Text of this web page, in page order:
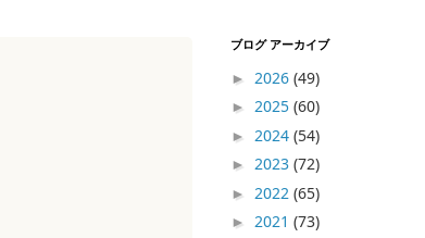
ブログ アーカイブ
► 2026 (49)
► 2025 (60)
► 2024 (54)
► 2023 (72)
► 2022 (65)
► 2021 (73)